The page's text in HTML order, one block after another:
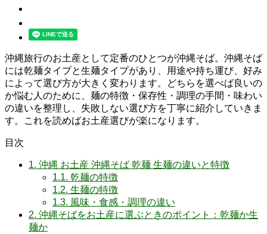
沖縄旅行のお土産として定番のひとつが沖縄そば。沖縄そば
には乾麺タイプと生麺タイプがあり、用途や持ち運び、好み
によって選び方が大きく変わります。どちらを選べば良いの
か悩む人のために、麺の特徴・保存性・調理の手間・味わい
の違いを整理し、失敗しない選び方を丁寧に紹介していきま
す。これを読めばお土産選びが楽になります。
目次
1. 沖縄 お土産 沖縄そば 乾麺 生麺の違いと特徴
1.1. 乾麺の特徴
1.2. 生麺の特徴
1.3. 風味・食感・調理の違い
2. 沖縄そばをお土産に選ぶときのポイント：乾麺か生
麺か